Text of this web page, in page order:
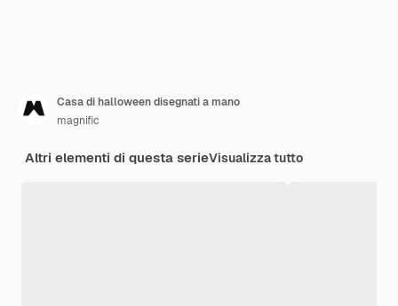
Casa di halloween disegnati a mano
magnific
Altri elementi di questa serieVisualizza tutto